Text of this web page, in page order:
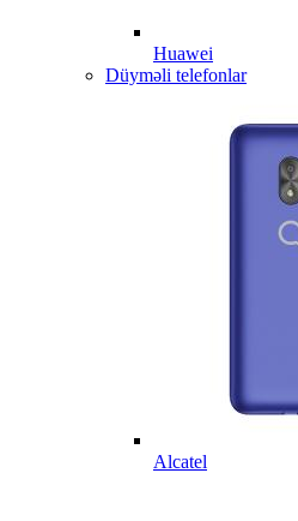
Huawei
Düyməli telefonlar
Alcatel